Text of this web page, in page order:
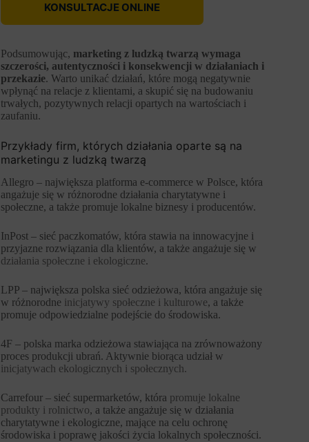
KONSULTACJE ONLINE
Podsumowując, marketing z ludzką twarzą wymaga
szczerości, autentyczności i konsekwencji w działaniach i
przekazie. Warto unikać działań, które mogą negatywnie
wpłynąć na relacje z klientami, a skupić się na budowaniu
trwałych, pozytywnych relacji opartych na wartościach i
zaufaniu.
Przykłady firm, których działania oparte są na
marketingu z ludzką twarzą
Allegro – największa platforma e-commerce w Polsce, która
angażuje się w różnorodne działania charytatywne i
społeczne, a także promuje lokalne biznesy i producentów.
InPost – sieć paczkomatów, która stawia na innowacyjne i
przyjazne rozwiązania dla klientów, a także angażuje się w
działania społeczne i ekologiczne.
LPP – największa polska sieć odzieżowa, która angażuje się
w różnorodne inicjatywy społeczne i kulturowe, a także
promuje odpowiedzialne podejście do środowiska.
4F – polska marka odzieżowa stawiająca na zrównoważony
proces produkcji ubrań. Aktywnie biorąca udział w
inicjatywach ekologicznych i społecznych.
Carrefour – sieć supermarketów, która promuje lokalne
produkty i rolnictwo, a także angażuje się w działania
charytatywne i ekologiczne, mające na celu ochronę
środowiska i poprawę jakości życia lokalnych społeczności.